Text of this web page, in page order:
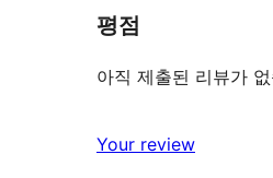
평점
아직 제출된 리뷰가
Your review